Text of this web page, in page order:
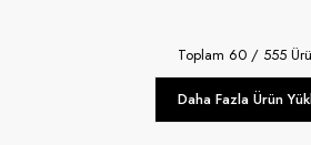
Toplam 60 / 555
Daha Fazla Ürün